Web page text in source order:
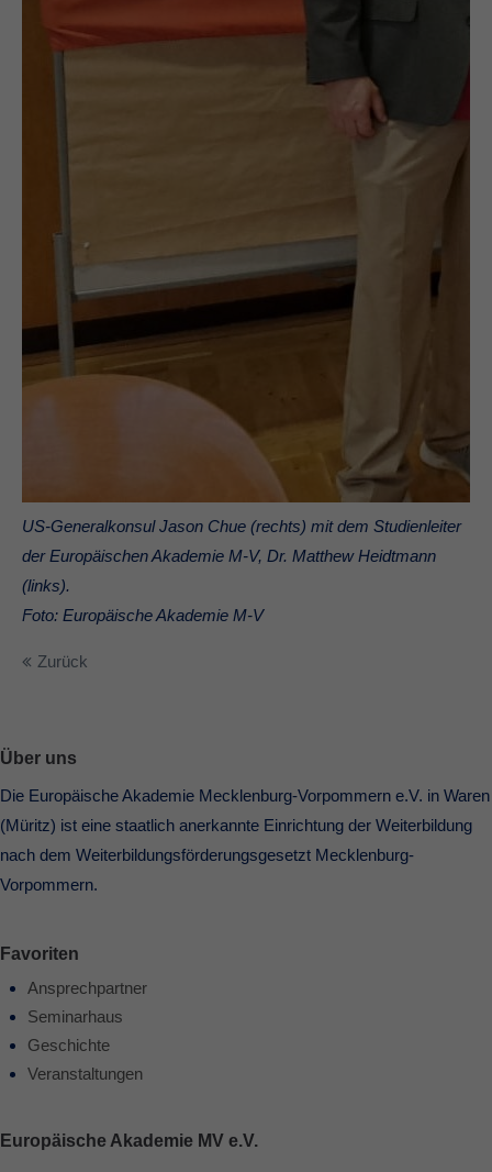
US-Generalkonsul Jason Chue (rechts) mit dem Studienleiter
der Europäischen Akademie M-V, Dr. Matthew Heidtmann
(links).
Foto: Europäische Akademie M-V
Zurück
Über uns
Die Europäische Akademie Mecklenburg-Vorpommern e.V. in Waren
(Müritz) ist eine staatlich anerkannte Einrichtung der Weiterbildung
nach dem Weiterbildungsförderungsgesetzt Mecklenburg-
Vorpommern.
Favoriten
Ansprechpartner
Seminarhaus
Geschichte
Veranstaltungen
Europäische Akademie MV e.V.